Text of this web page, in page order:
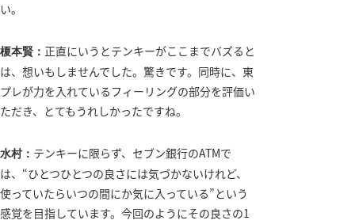
い。
榎本賢： 正直にいうとテンキーがここまでバズると
は、想いもしませんでした。驚きです。同時に、東
プレが力を入れているフィーリングの部分を評価い
ただき、とてもうれしかったですね。
水村： テンキーに限らず、セブン銀行のATMで
は、“ひとつひとつの良さには気づかないけれど、
使っていたらいつの間にか気に入っている”という
感覚を目指しています。今回のようにその良さの1